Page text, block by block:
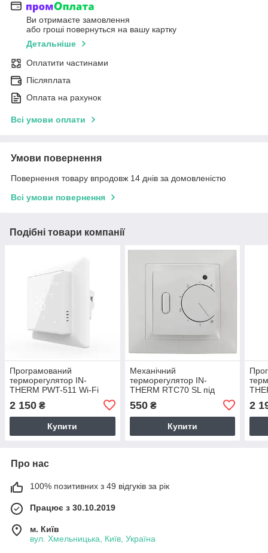
Ви отримаєте замовлення
або гроші повернуться на вашу картку
Детальніше
Оплатити частинами
Післяплата
Оплата на рахунок
Всі умови оплати
Умови повернення
Повернення товару впродовж 14 днів за домовленістю
Всі умови повернення
Подібні товари компанії
Програмований
терморегулятор IN-
THERM PWT-511 Wi-Fi
2 150 ₴
Купити
Механічний
терморегулятор IN-
THERM RTC70 SL під
Schneider Unica
550₴
Купити
2
Про нас
100% позитивних з 49 відгуків за рік
Працює з 30.10.2019
м. Київ
вул. Хмельницька, Київ, Україна